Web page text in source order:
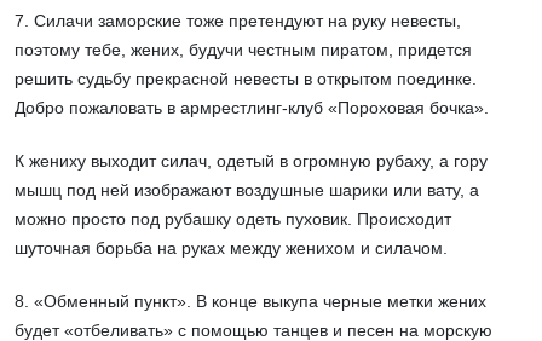
7. Силачи заморские тоже претендуют на руку невесты,
поэтому тебе, жених, будучи честным пиратом, придется
решить судьбу прекрасной невесты в открытом поединке.
Добро пожаловать в армрестлинг-клуб «Пороховая бочка».
К жениху выходит силач, одетый в огромную рубаху, а гору
мышц под ней изображают воздушные шарики или вату, а
можно просто под рубашку одеть пуховик. Происходит
шуточная борьба на руках между женихом и силачом.
8. «Обменный пункт». В конце выкупа черные метки жених
будет «отбеливать» с помощью танцев и песен на морскую